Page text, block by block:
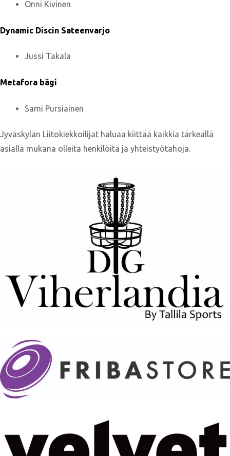
Onni Kivinen
Dynamic Discin Sateenvarjo
Jussi Takala
Metafora bägi
Sami Pursiainen
Jyväskylän Liitokiekkoilijat haluaa kiittää kaikkia tärkeällä
asialla mukana olleita henkilöitä ja yhteistyötahoja.